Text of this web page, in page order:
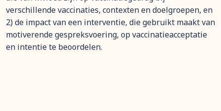
verschillende vaccinaties, contexten en doelgroepen, en
2) de impact van een interventie, die gebruikt maakt van
motiverende gespreksvoering, op vaccinatieacceptatie
en intentie te beoordelen.